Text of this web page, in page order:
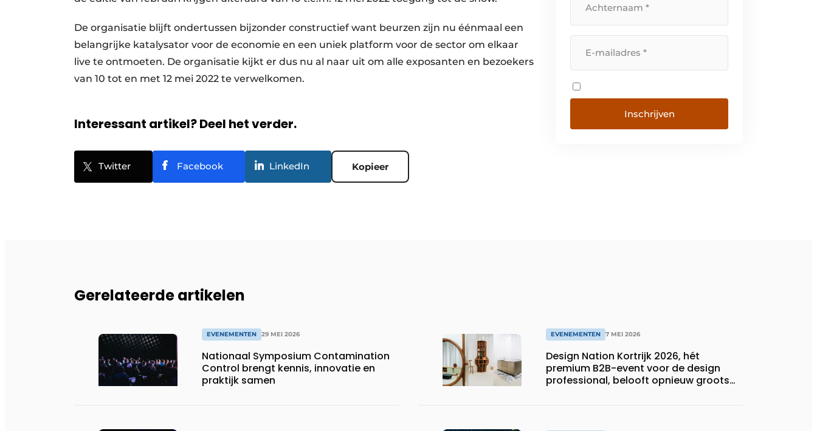
De organisatie blijft ondertussen bijzonder constructief want beurzen zijn nu éénmaal een
belangrijke katalysator voor de economie en een uniek platform voor de sector om elkaar
live te ontmoeten. De organisatie kijkt er dus nu al naar uit om alle exposanten en bezoekers
van 10 tot en met 12 mei 2022 te verwelkomen.
Interessant artikel? Deel het verder.
Twitter Facebook LinkedIn Kopieer
Gerelateerde artikelen
EVENEMENTEN 29 MEI 2026
Nationaal Symposium Contamination
Control brengt kennis, innovatie en
praktijk samen
EVENEMENTEN 7 MEI 2026
Design Nation Kortrijk 2026, hét
premium B2B-event voor de design
professional, belooft opnieuw groots